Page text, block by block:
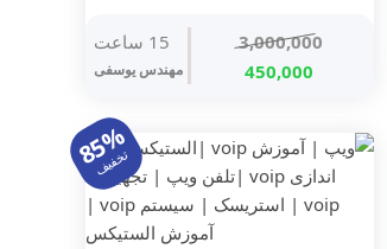
3,000,000
قیمت
بود.
450,000
450,000 تومان
است.
15 ساعت
مهندس یوسفی
85%
تخفیف